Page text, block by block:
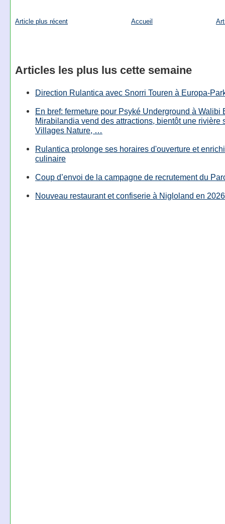
Article plus récent Accueil
Articles les plus lus cette semaine
Direction Rulantica avec Snorri Touren à Europa-
En bref: fermeture pour Psyké Underground à Walibi
Mirabilandia vend des attractions, bientôt une rivière
Villages Nature, …
Rulantica prolonge ses horaires d'ouverture et
culinaire
Coup d’envoi de la campagne de recrutement du
Nouveau restaurant et confiserie à Nigloland en 2026